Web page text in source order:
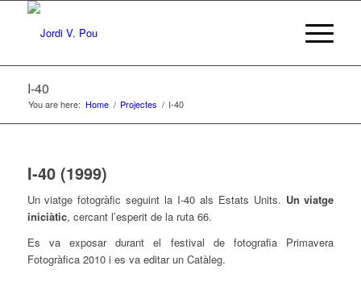
I-40
You are here: Home / Projectes / I-40
I-40 (1999)
Un viatge fotogràfic seguint la I-40 als Estats Units. Un viatge
iniciàtic, cercant l’esperit de la ruta 66.
Es va exposar durant el festival de fotografia Primavera
Fotogràfica 2010 i es va editar un Catàleg.